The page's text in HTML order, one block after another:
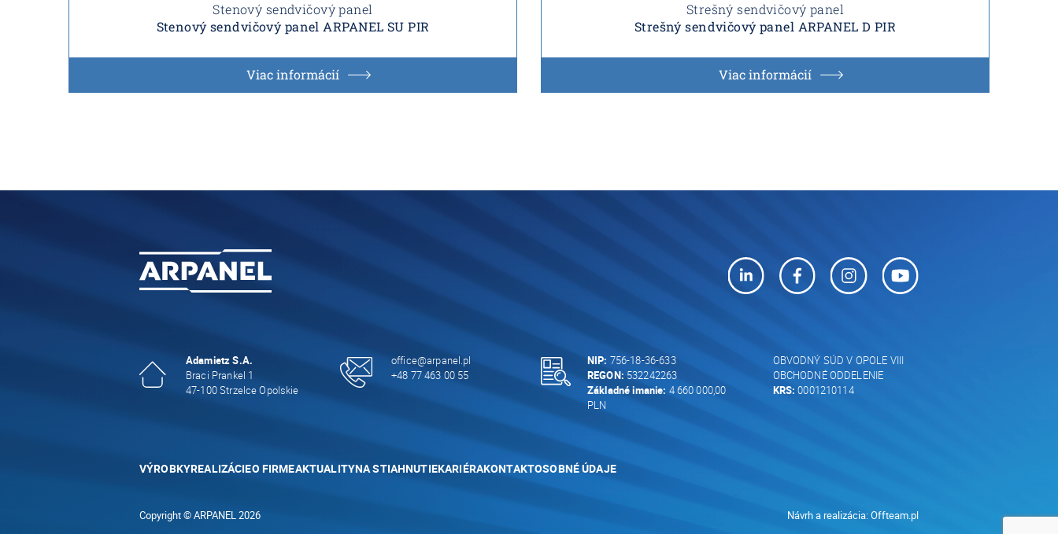
Stenový sendvičový panel
Stenový sendvičový panel ARPANEL SU PIR
Viac informácií
Strešný sendvičový panel
Strešný sendvičový panel ARPANEL D PIR
Viac informácií
Adamietz S.A.
Braci Prankel 1
47-100 Strzelce Opolskie
office@arpanel.pl
+48 77 463 00 55
NIP: 756-18-36-633
REGON: 532242263
Základné imanie: 4 660 000,00
PLN
OBVODNÝ SÚD V OPOLE VIII
OBCHODNÉ ODDELENIE
KRS: 0001210114
VÝROBKYREALIZÁCIEO FIRMEAKTUALITYNA STIAHNUTIEKARIÉRAKONTAKTOSOBNÉ ÚDAJE
Copyright © ARPANEL 2026 Návrh a realizácia:Offteam.pl